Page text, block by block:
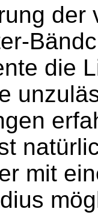
der
die
mit